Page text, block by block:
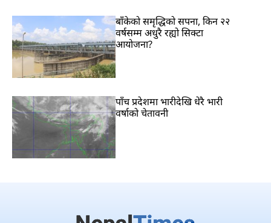
बाँकेको समृद्धिको सपना, किन २२
वर्षसम्म अधुरै रह्यो सिक्टा
आयोजना?
पाँच प्रदेशमा भारीदेखि धेरै भारी
वर्षाको चेतावनी